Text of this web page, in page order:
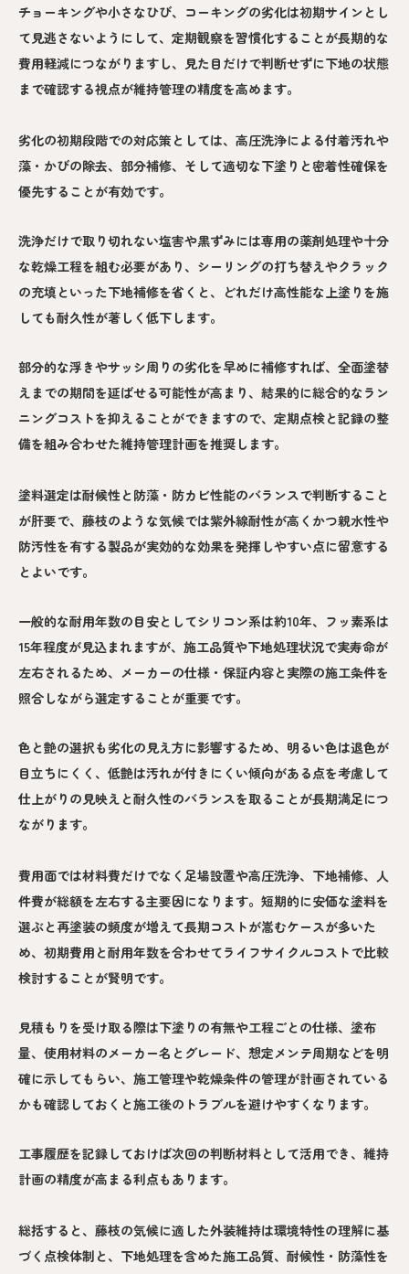
チョーキングや小さなひび、コーキングの劣化は初期サインとし
て見逃さないようにして、定期観察を習慣化することが長期的な
費用軽減につながりますし、見た目だけで判断せずに下地の状態
まで確認する視点が維持管理の精度を高めます。
劣化の初期段階での対応策としては、高圧洗浄による付着汚れや
藻・かびの除去、部分補修、そして適切な下塗りと密着性確保を
優先することが有効です。
洗浄だけで取り切れない塩害や黒ずみには専用の薬剤処理や十分
な乾燥工程を組む必要があり、シーリングの打ち替えやクラック
の充填といった下地補修を省くと、どれだけ高性能な上塗りを施
しても耐久性が著しく低下します。
部分的な浮きやサッシ周りの劣化を早めに補修すれば、全面塗替
えまでの期間を延ばせる可能性が高まり、結果的に総合的なラン
ニングコストを抑えることができますので、定期点検と記録の整
備を組み合わせた維持管理計画を推奨します。
塗料選定は耐候性と防藻・防カビ性能のバランスで判断すること
が肝要で、藤枝のような気候では紫外線耐性が高くかつ親水性や
防汚性を有する製品が実効的な効果を発揮しやすい点に留意する
とよいです。
一般的な耐用年数の目安としてシリコン系は約10年、フッ素系は
15年程度が見込まれますが、施工品質や下地処理状況で実寿命が
左右されるため、メーカーの仕様・保証内容と実際の施工条件を
照合しながら選定することが重要です。
色と艶の選択も劣化の見え方に影響するため、明るい色は退色が
目立ちにくく、低艶は汚れが付きにくい傾向がある点を考慮して
仕上がりの見映えと耐久性のバランスを取ることが長期満足につ
ながります。
費用面では材料費だけでなく足場設置や高圧洗浄、下地補修、人
件費が総額を左右する主要因になります。短期的に安価な塗料を
選ぶと再塗装の頻度が増えて長期コストが嵩むケースが多いた
め、初期費用と耐用年数を合わせてライフサイクルコストで比較
検討することが賢明です。
見積もりを受け取る際は下塗りの有無や工程ごとの仕様、塗布
量、使用材料のメーカー名とグレード、想定メンテ周期などを明
確に示してもらい、施工管理や乾燥条件の管理が計画されている
かも確認しておくと施工後のトラブルを避けやすくなります。
工事履歴を記録しておけば次回の判断材料として活用でき、維持
計画の精度が高まる利点もあります。
総括すると、藤枝の気候に適した外装維持は環境特性の理解に基
づく点検体制と、下地処理を含めた施工品質、耐候性・防藻性を